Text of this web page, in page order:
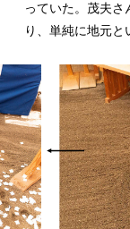
っていた。茂夫
り、単純に地元と